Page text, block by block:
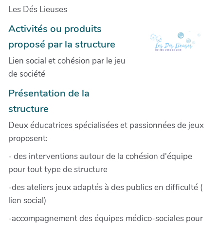
Les Dés Lieuses
Activités ou produits
proposé par la structure
Lien social et cohésion par le jeu
de société
Présentation de la
structure
Deux éducatrices spécialisées et passionnées de jeux
proposent:
- des interventions autour de la cohésion d'équipe
pour tout type de structure
-des ateliers jeux adaptés à des publics en difficulté (
lien social)
-accompagnement des équipes médico-sociales pour